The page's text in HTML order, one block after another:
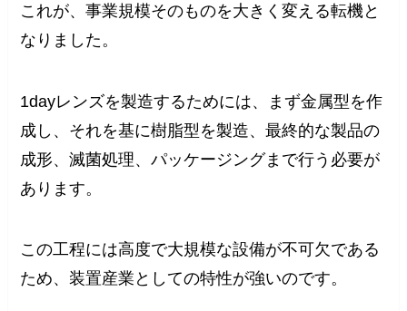
これが、事業規模そのものを大きく変える転機と
なりました。
1dayレンズを製造するためには、まず金属型を作
成し、それを基に樹脂型を製造、最終的な製品の
成形、滅菌処理、パッケージングまで行う必要が
あります。
この工程には高度で大規模な設備が不可欠である
ため、装置産業としての特性が強いのです。